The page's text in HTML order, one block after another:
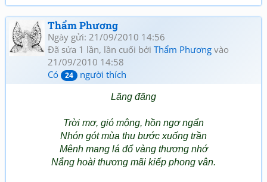
Thẩm Phương
Ngày gửi: 21/09/2010 14:56
Đã sửa 1 lần, lần cuối bởi Thẩm Phương vào
21/09/2010 14:58
Có
24 người thích
Lãng đãng
Trời mơ, gió mộng, hồn ngơ ngẩn
Nhón gót mùa thu bước xuống trần
Mênh mang lá đổ vàng thương nhớ
Nắng hoài thương mãi kiếp phong vân.